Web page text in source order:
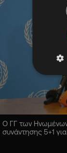
Ο ΓΓ των
συνάντησης 5+1